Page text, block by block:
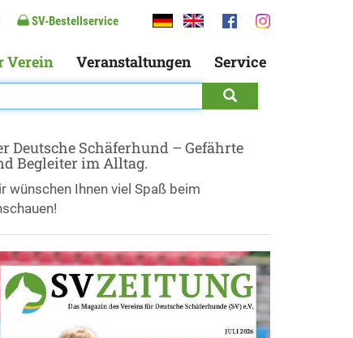
SV-Bestellservice
Verein Veranstaltungen Service
Deutsche Schäferhund – Gefährte
Begleiter im Alltag.
wünschen Ihnen viel Spaß beim